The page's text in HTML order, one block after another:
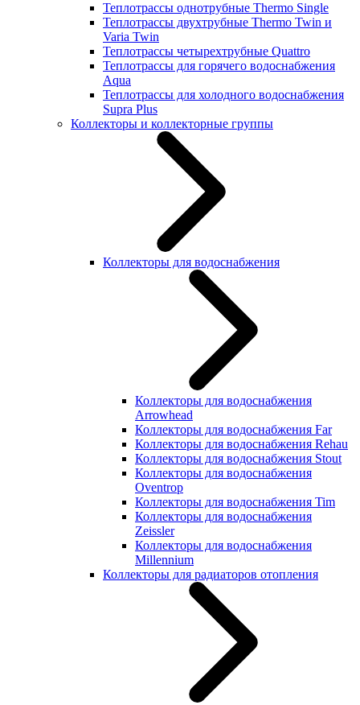
Теплотрассы однотрубные Thermo Single
Теплотрассы двухтрубные Thermo Twin и
Varia Twin
Теплотрассы четырехтрубные Quattro
Теплотрассы для горячего водоснабжения
Aqua
Теплотрассы для холодного водоснабжения
Supra Plus
Коллекторы и коллекторные группы
Коллекторы для водоснабжения
Коллекторы для водоснабжения
Arrowhead
Коллекторы для водоснабжения Far
Коллекторы для водоснабжения Rehau
Коллекторы для водоснабжения Stout
Коллекторы для водоснабжения
Oventrop
Коллекторы для водоснабжения Tim
Коллекторы для водоснабжения
Zeissler
Коллекторы для водоснабжения
Millennium
Коллекторы для радиаторов отопления